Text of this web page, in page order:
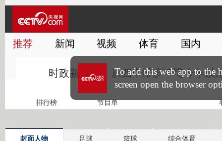
封面人物 足球 篮球 综合体育